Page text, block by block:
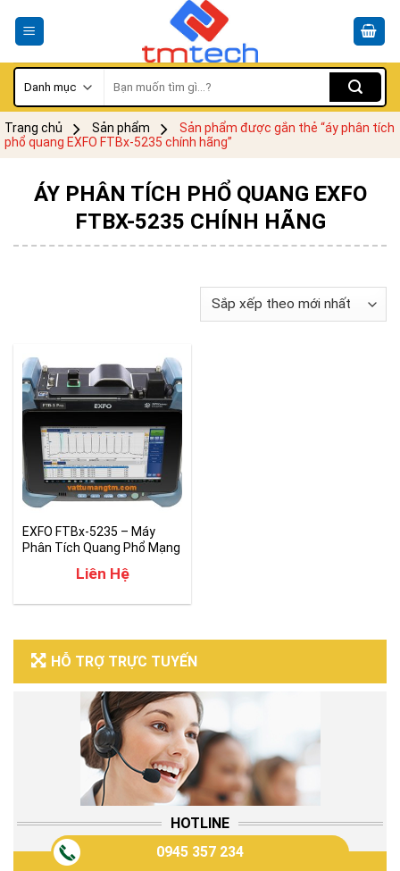
kiếm:
Trang chủ Sản phẩm
Sản phẩm được gắn thẻ “áy phân tích
phổ quang EXFO FTBx-5235 chính hãng”
HỖ TRỢ TRỰC TUYẾN
HOTLINE
0945 357 234
ÁY PHÂN TÍCH PHỔ QUANG EXFO
FTBX-5235 CHÍNH HÃNG
EXFO FTBx-5235 – Máy
Phân Tích Quang Phổ Mạng
Liên Hệ